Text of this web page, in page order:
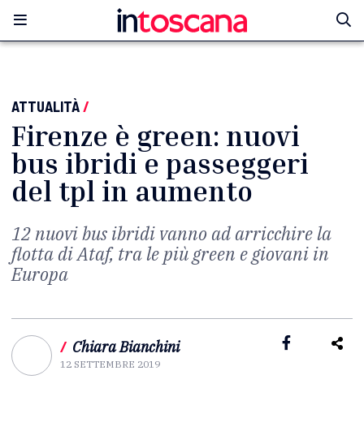
ATTUALITÀ/
Firenze è green: nuovi
bus ibridi e passeggeri
del tpl in aumento
12 nuovi bus ibridi vanno ad arricchire la
flotta di Ataf, tra le più green e giovani in
Europa
/ Chiara Bianchini
12 SETTEMBRE 2019